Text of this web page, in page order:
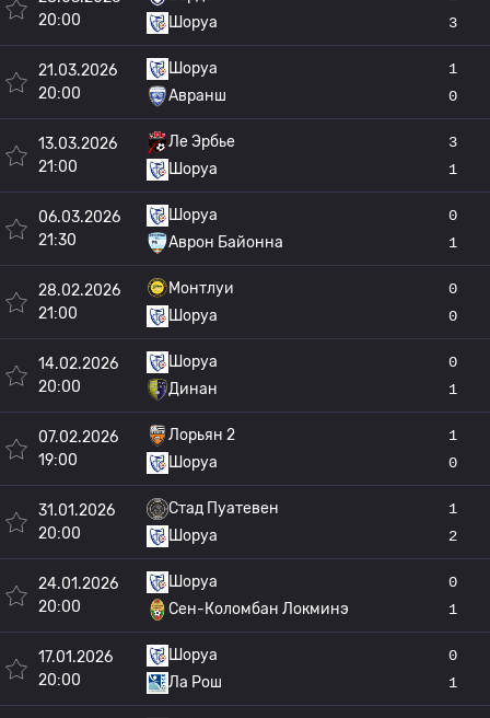
20:00
Шоруа
3
21.03.2026
20:00
Шоруа
Авранш
1
0
13.03.2026
21:00
Ле Эрбье
Шоруа
3
1
06.03.2026
21:30
Шоруа
Аврон Байонна
0
1
28.02.2026
21:00
Монтлуи
Шоруа
0
0
14.02.2026
20:00
Шоруа
Динан
0
1
07.02.2026
19:00
Лорьян 2
Шоруа
1
0
31.01.2026
20:00
Стад Пуатевен
Шоруа
1
2
24.01.2026
20:00
Шоруа
Сен-Коломбан Локминэ
0
1
17.01.2026
20:00
Шоруа
Ла Рош
0
1